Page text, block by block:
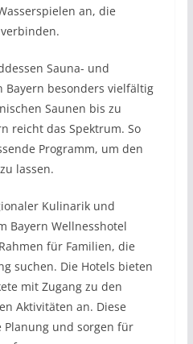
an, die
Sauna- und
Bayern besonders vielfältig
Saunen bis zu
reicht das Spektrum. So
Programm, um den
lassen.
Kulinarik und
Bayern Wellnesshotel
für Familien, die
suchen. Die Hotels bieten
mit Zugang zu den
Aktivitäten an. Diese
und sorgen für